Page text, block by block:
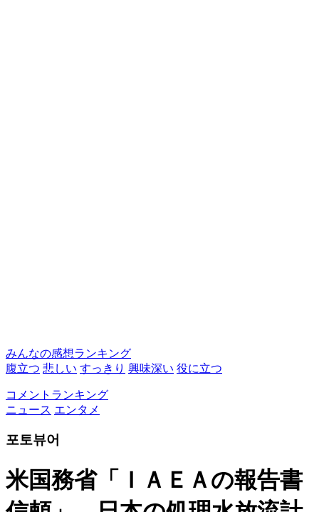
みんなの感想ランキング
腹立つ 悲しい すっきり 興味深い 役に立つ
コメントランキング
ニュース エンタメ
포토뷰어
米国務省「ＩＡＥＡの報告書